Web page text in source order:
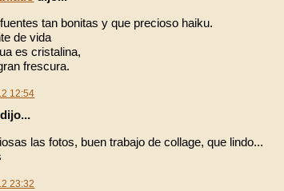
tan bonitas y que precioso haiku.
de vida
es cristalina,
frescura.
12:54
las fotos, buen trabajo de collage, que lindo...
23:32